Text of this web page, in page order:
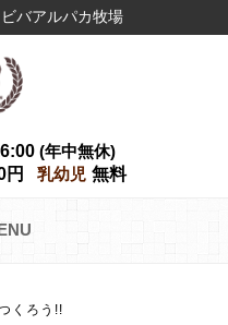
バアルパカ牧場
(年中無休)
円 乳幼児 無料
くろう!!